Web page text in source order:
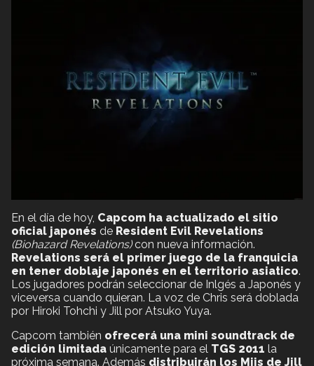
En el día de hoy, Capcom ha actualizado el sitio
oficial japonés de Resident Evil Revelations
(Biohazard Revelations)con nueva información.
Revelations será el primer juego de la franquicia
en tener doblaje japonés en el territorio asiatico.
Los jugadores podrán seleccionar de Inlgés a Japonés y
viceversa cuando quieran. La voz de Chris será doblada
por Hiroki Tohchi y Jill por Atsuko Yuya.
Capcom también ofrecerá una mini soundtrack de
edición limitada únicamente para el TGS 2011 la
próxima semana. Además distribuirán los Miis de Jill